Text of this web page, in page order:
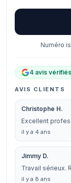
Numéro
4 avis
AVIS CLIENTS
Christophe H.
Excellent
il y a 4 ans
Jimmy D.
Travail sérieux.
il y a 8 ans